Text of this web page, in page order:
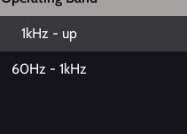
1kHz - up
60Hz - 1kHz